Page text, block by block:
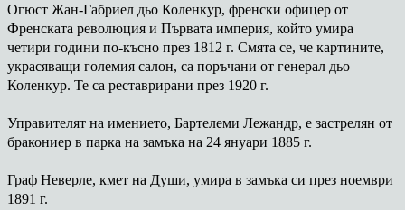
Огюст Жан-Габриел дьо Коленкур, френски офицер от
Френската революция и Първата империя, който умира
четири години по-късно през 1812 г. Смята се, че картините,
украсяващи големия салон, са поръчани от генерал дьо
Коленкур. Те са реставрирани през 1920 г.
Управителят на имението, Бартелеми Лежандр, е застрелян от
бракониер в парка на замъка на 24 януари 1885 г.
Граф Неверле, кмет на Души, умира в замъка си през ноември
1891 г.